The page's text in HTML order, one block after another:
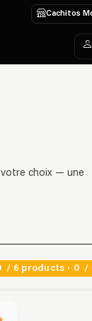
Cachitos
votre choix — une
/ 6 products · 0 /